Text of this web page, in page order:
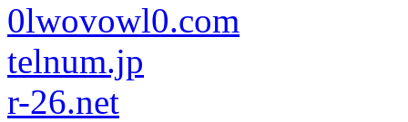
0lwovowl0.com
telnum.jp
r-26.net